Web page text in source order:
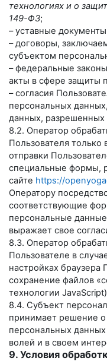
технологиях и о
149-ФЗ;
– уставные
– договоры,
субъектом
– федеральные
акты в сфере защиты
– согласия
персональных
данных, разрешенных
8.2. Оператор
Пользователя только
отправки
специальные формы,
сайте https://
Оператору
соответствующие
персональные
выражает свое
8.3. Оператор
Пользователе в
настройках браузера
сохранение файлов
технологии
8.4. Субъект
принимает решение
персональных
волей и в своем
9. Условия